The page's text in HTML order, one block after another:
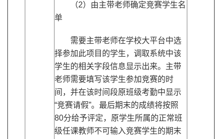
（2）由主带老师确定竞赛学生名
单
需要主带老师在学校大平台中选
择参加此项目的学生，调取系统中该
学生的相关字段信息显示出来。主带
老师需要填写该学生参加竞赛的时
间，并在该时间段原班级考勤中显示
“竞赛请假”。最后期末的成绩将按照
80分给予评定，原学生所属的正常班
级任课教师不可输入竞赛学生的期末